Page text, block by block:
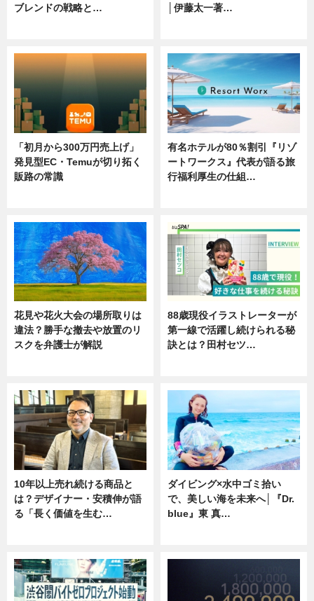
ブレンドの戦略と… │伊藤太一著…
「初月から300万円売上げ」
発見型EC・Temuが切り拓く
販路の常識
有名ホテルが80％割引『リゾ
ートワークス』代表が語る旅
行福利厚生の仕組…
花見や花火大会の場所取りは
違法？勝手な撤去や放置のリ
スクを弁護士が解説
88歳現役イラストレーターが
第一線で活躍し続けられる秘
訣とは？田村セツ…
10年以上売れ続ける商品と
は？デザイナー・安積伸が語
る「長く価値を生む…
ダイビング×水中ゴミ拾い
で、美しい海を未来へ│『Dr.
blue』東 真…